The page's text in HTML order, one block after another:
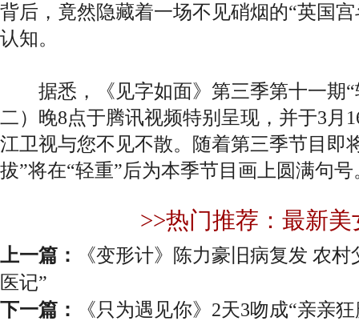
背后，竟然隐藏着一场不见硝烟的“英国
认知。
据悉，《见字如面》第三季第十一期“
二）晚8点于腾讯视频特别呈现，并于3月
江卫视与您不见不散。随着第三季节目即
拔”将在“轻重”后为本季节目画上圆满句号
>>热门推荐：最新美
上一篇：
《变形计》陈力豪旧病复发 农
医记”
下一篇：
《只为遇见你》2天3吻成“亲亲